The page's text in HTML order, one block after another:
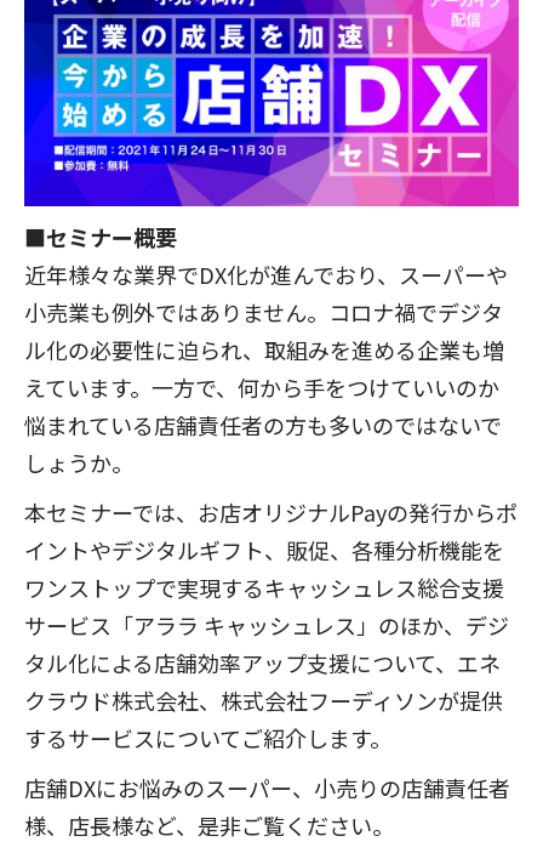
■セミナー概要
近年様々な業界でDX化が進んでおり、スーパーや
小売業も例外ではありません。コロナ禍でデジタ
ル化の必要性に迫られ、取組みを進める企業も増
えています。一方で、何から手をつけていいのか
悩まれている店舗責任者の方も多いのではないで
しょうか。
本セミナーでは、お店オリジナルPayの発行からポ
イントやデジタルギフト、販促、各種分析機能を
ワンストップで実現するキャッシュレス総合支援
サービス「アララ キャッシュレス」のほか、デジ
タル化による店舗効率アップ支援について、エネ
クラウド株式会社、株式会社フーディソンが提供
するサービスについてご紹介します。
店舗DXにお悩みのスーパー、小売りの店舗責任者
様、店長様など、是非ご覧ください。